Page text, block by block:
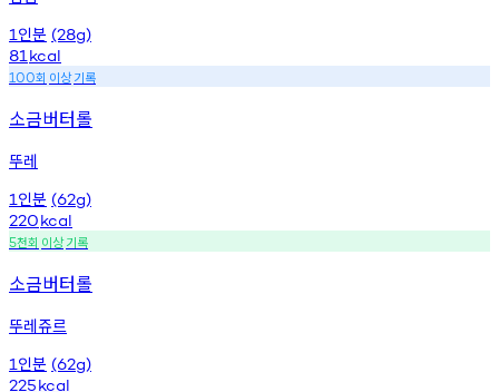
1 인분 (28g)
81 kcal
100회 이상기록
소금버터롤
뚜레
1 인분 (62g)
220kcal
5천회 이상기록
소금버터롤
뚜레쥬르
1 인분 (62g)
225kcal